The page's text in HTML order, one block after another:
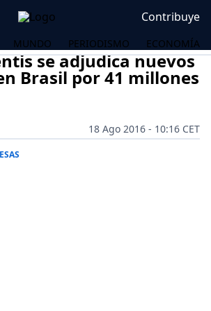
Contribuye
MUNDO PERIODISMO ECONOMÍA
se adjudica nuevos
Brasil por 41 millones
18 Ago 2016 - 10:16 CET